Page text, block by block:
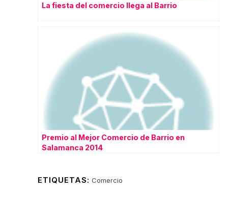
La fiesta del comercio llega al Barrio
Premio al Mejor Comercio de Barrio en
Salamanca 2014
ETIQUETAS: Comercio